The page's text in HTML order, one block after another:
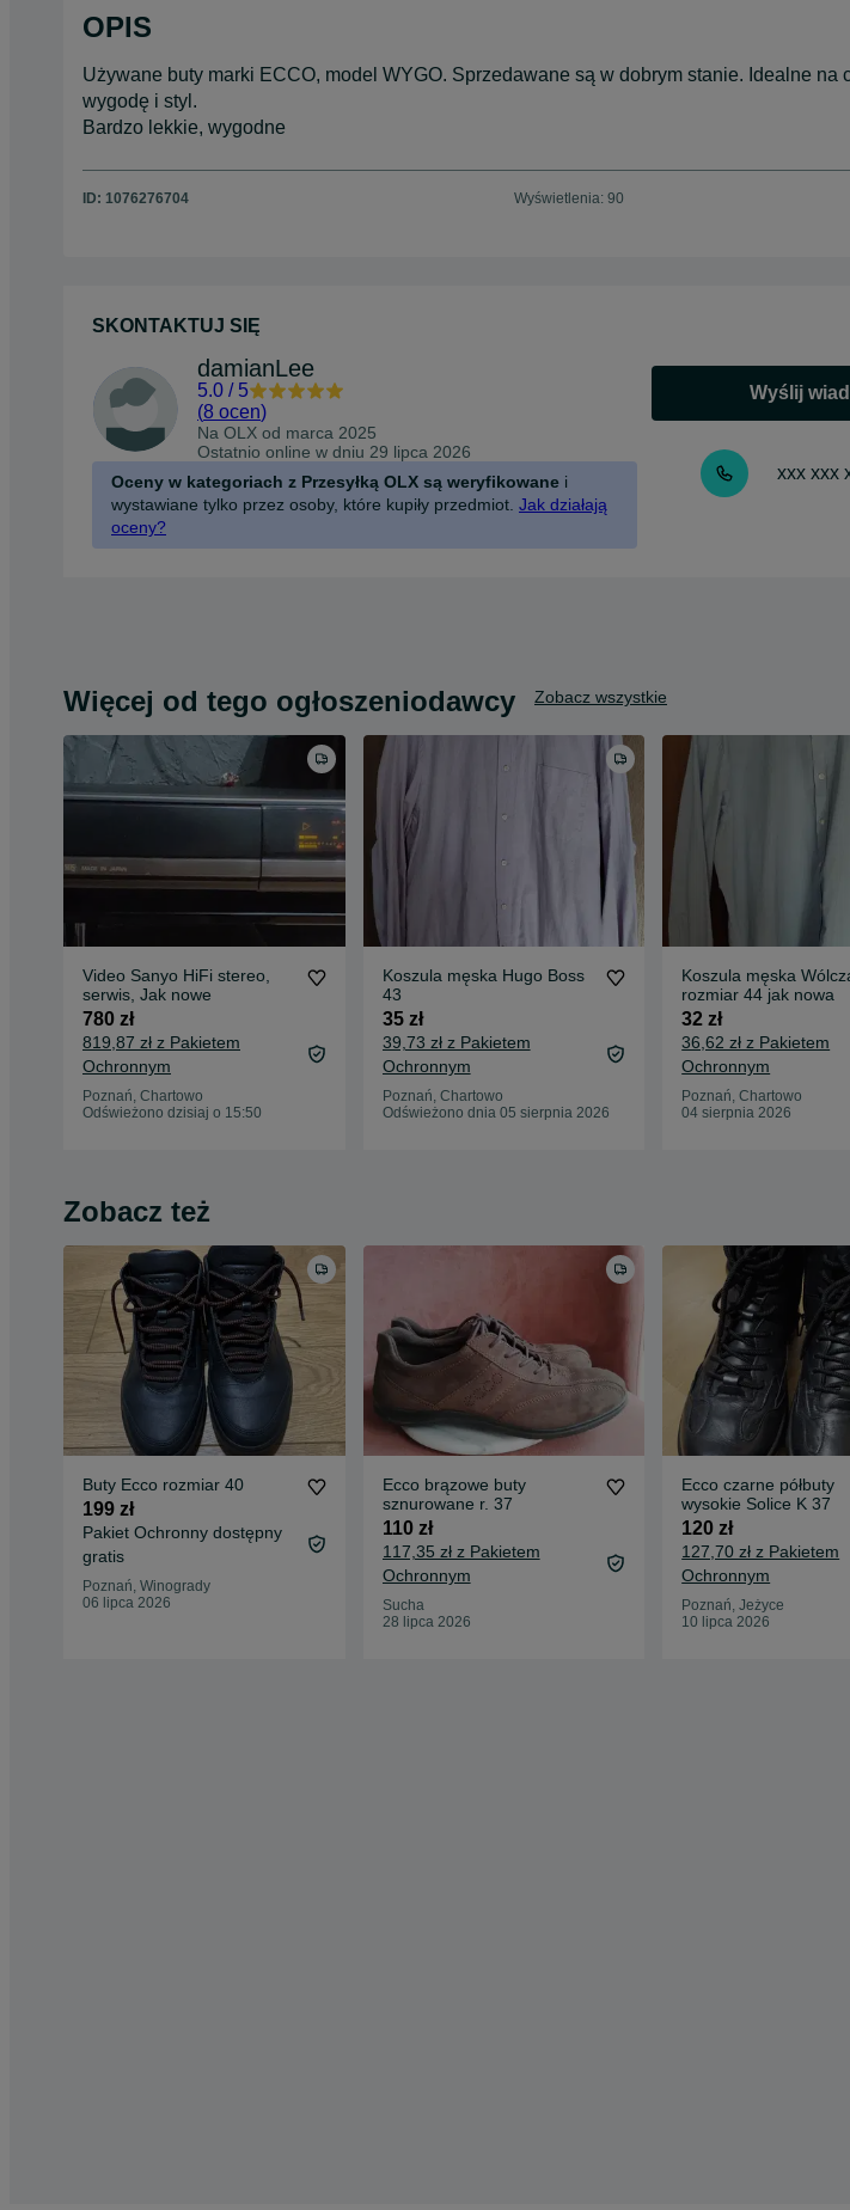
OPIS
Używane buty marki ECCO, model WYGO. Sprzedawane są w dobrym stanie. Idealne na
wygodę i styl.
Bardzo lekkie, wygodne
ID: 1076276704 Wyświetlenia: 90
SKONTAKTUJ SIĘ
damianLee
5.0 / 5
(8 ocen)
Na OLX od marca 2025
Ostatnio online w dniu 29 lipca 2026
Oceny w kategoriach z Przesyłką OLX są weryfikowane i
wystawiane tylko przez osoby, które kupiły przedmiot. Jak działają
oceny?
Wyślij
xxx xxx
Więcej od tego ogłoszeniodawcy Zobacz wszystkie
Video Sanyo HiFi stereo,
serwis, Jak nowe
780 zł
819,87 zł z Pakietem
Ochronnym
Poznań, Chartowo
Odświeżono dzisiaj o 15:50
Koszula męska Hugo Boss
43
35 zł
39,73 zł z Pakietem
Ochronnym
Poznań, Chartowo
Odświeżono dnia 05 sierpnia 2026
Koszula męska
rozmiar 44 jak nowa
32 zł
36,62 zł z Pakietem
Ochronnym
Poznań, Chartowo
04 sierpnia 2026
Zobacz też
Buty Ecco rozmiar 40
199 zł
Pakiet Ochronny dostępny
gratis
Poznań, Winogrady
06 lipca 2026
Ecco brązowe buty
sznurowane r. 37
110 zł
117,35 zł z Pakietem
Ochronnym
Sucha
28 lipca 2026
Ecco czarne półbuty
wysokie Solice K 37
120 zł
127,70 zł z Pakietem
Ochronnym
Poznań, Jeżyce
10 lipca 2026